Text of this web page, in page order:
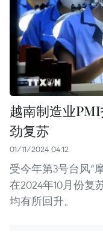
越南制造业
劲复苏
01/11/2024 04:12
受今年第3号台风“
在2024年10月份复
均有所回升。